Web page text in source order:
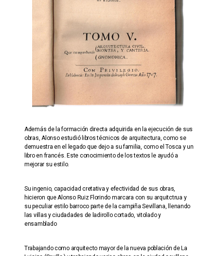
Además de la formación directa adquirida en la ejecución de sus
obras, Alonso estudió libros técnicos de arquitectura, como se
demuestra en el legado que dejo a su familia, como el Tosca y un
libro en francés. Este conocimiento de los textos le ayudó a
mejorar su estilo.
Su ingenio, capacidad cretativa y efectividad de sus obras,
hicieron que Alonso Ruiz Florindo marcara con su arquitctrua y
su peculiar estilo barroco parte de la campiña Sevillana, llenando
las villas y ciudadades de ladirollo cortado, vitolado y
ensamblado
Trabajando como arquitecto mayor de la nueva población de La